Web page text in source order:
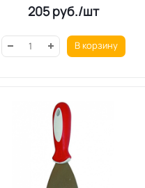
205руб./шт
В корзину